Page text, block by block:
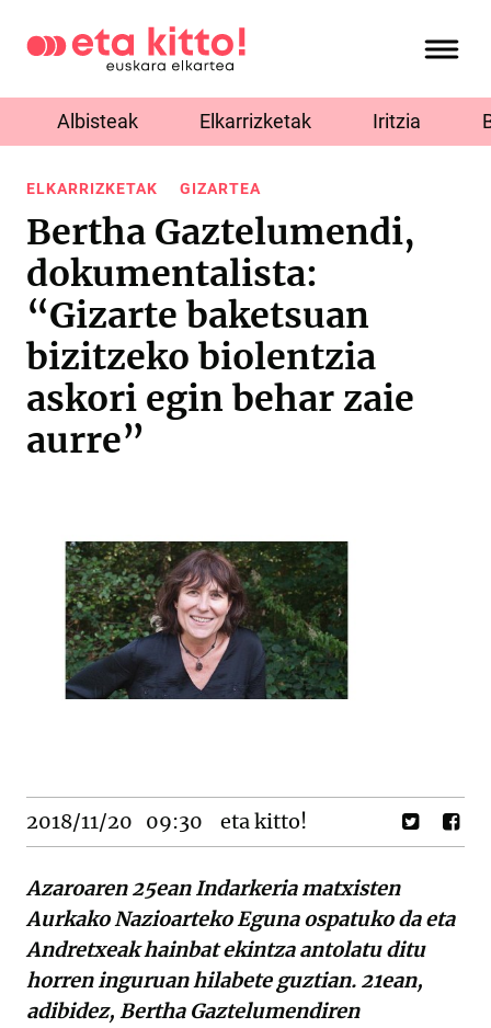
Albisteak Elkarrizketak Iritzia
ELKARRIZKETAK GIZARTEA
Bertha Gaztelumendi,
dokumentalista:
“Gizarte baketsuan
bizitzeko biolentzia
askori egin behar zaie
aurre”
2018/11/20 09:30 eta kitto!
Azaroaren 25ean Indarkeria matxisten
Aurkako Nazioarteko Eguna ospatuko da eta
Andretxeak hainbat ekintza antolatu ditu
horren inguruan hilabete guztian. 21ean,
adibidez, Bertha Gaztelumendiren